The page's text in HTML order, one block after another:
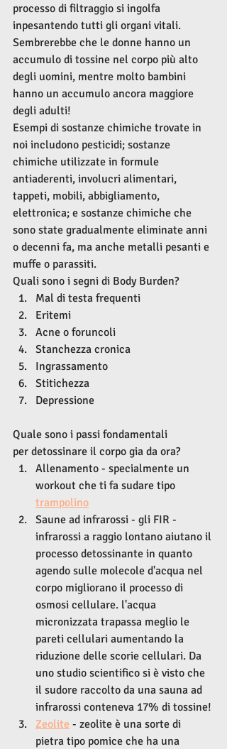
processo di filtraggio si ingolfa
inpesantendo tutti gli organi vitali.
Sembrerebbe che le donne hanno un
accumulo di tossine nel corpo più alto
degli uomini, mentre molto bambini
hanno un accumulo ancora maggiore
degli adulti!
Esempi di sostanze chimiche trovate in
noi includono pesticidi; sostanze
chimiche utilizzate in formule
antiaderenti, involucri alimentari,
tappeti, mobili, abbigliamento,
elettronica; e sostanze chimiche che
sono state gradualmente eliminate anni
o decenni fa, ma anche metalli pesanti e
muffe o parassiti.
Quali sono i segni di Body Burden?
Mal di testa frequenti
Eritemi
Acne o foruncoli
Stanchezza cronica
Ingrassamento
Stitichezza
Depressione
Quale sono i passi fondamentali
per detossinare il corpo gia da ora?
Allenamento - specialmente un
workout che ti fa sudare tipo
trampolino
Saune ad infrarossi - gli FIR -
infrarossi a raggio lontano aiutano il
processo detossinante in quanto
agendo sulle molecole d'acqua nel
corpo migliorano il processo di
osmosi cellulare. l'acqua
micronizzata trapassa meglio le
pareti cellulari aumentando la
riduzione delle scorie cellulari. Da
uno studio scientifico si è visto che
il sudore raccolto da una sauna ad
infrarossi conteneva 17% di tossine!
Zeolite - zeolite è una sorte di
pietra tipo pomice che ha una